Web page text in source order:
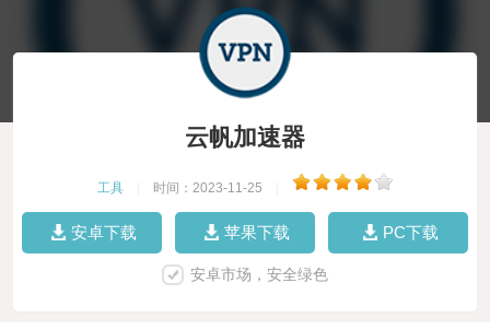
云帆加速器
工具 时间：2023-11-25
安卓下载 苹果下载 PC下载
安卓市场，安全绿色